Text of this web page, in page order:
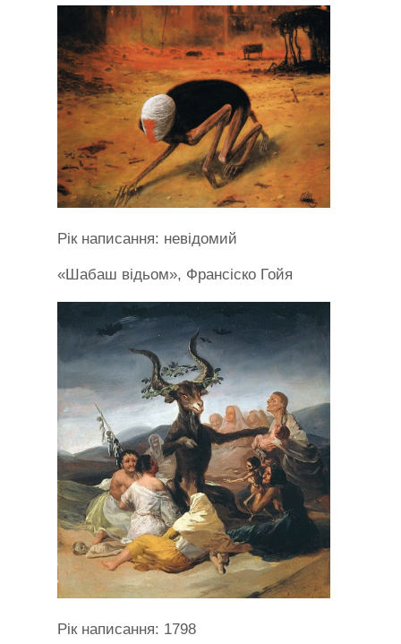
Рік написання: невідомий
«Шабаш відьом», Франсіско Гойя
Рік написання: 1798